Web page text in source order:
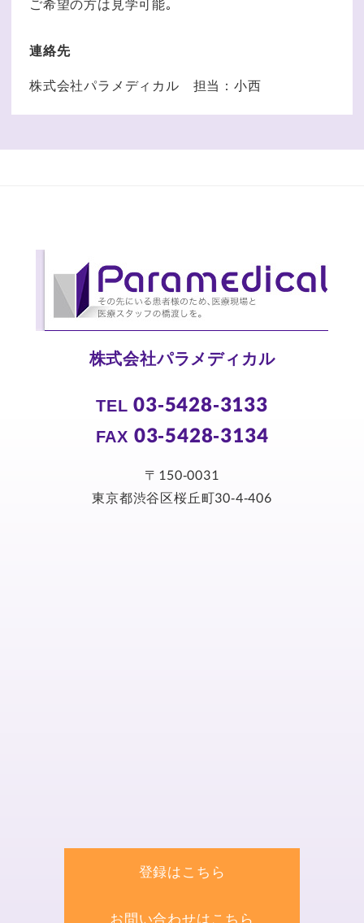
ご希望の方は見学可能｡
連絡先
株式会社パラメディカル 担当：小西
株式会社パラメディカル
TEL03-5428-3133
FAX 03-5428-3134
〒150-0031
東京都渋谷区桜丘町30-4-406
登録はこちら
お問い合わせはこちら